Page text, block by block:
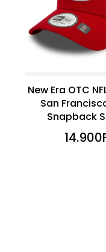
New Era OTC
San
Snapback
14.900